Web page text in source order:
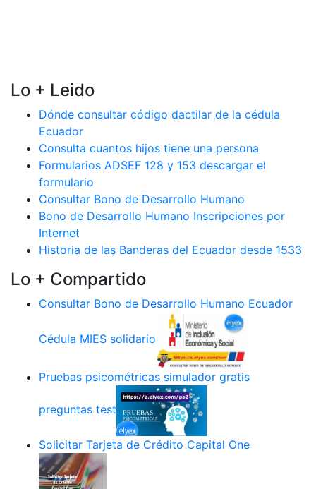
Lo + Leido
Dónde consultar código dactilar de la cédula
Ecuador
Consulta cuantos hijos tiene una persona
Formularios ADSEF 128 y 153 descargar el
formulario
Consultar Bono de Desarrollo Humano
Bono de Desarrollo Humano Inscripciones por
Internet
Historia de las Banderas del Ecuador desde 1533
Lo + Compartido
Consultar Bono de Desarrollo Humano Ecuador
Cédula MIES solidario
Pruebas psicométricas simulador gratis
preguntas test
Solicitar Tarjeta de Crédito Capital One